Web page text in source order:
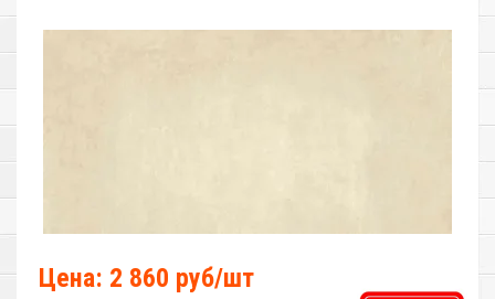
Цена: 2 860 руб/шт